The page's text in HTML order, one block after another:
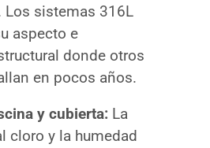
Los sistemas 316L
aspecto e
donde otros
en pocos años.
y cubierta: La
cloro y la humedad